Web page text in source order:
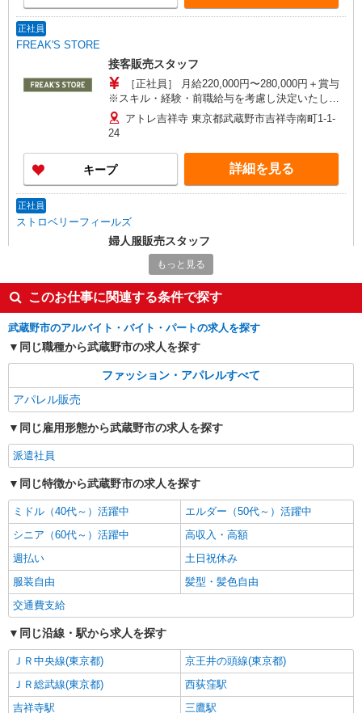
正社員
FREAK'S STORE
接客販売スタッフ
［正社員］ 月給220,000円〜280,000円＋賞与
※スキル・経験・前職給与を考慮し決定いたしま
す ※賞与年2回 ※社員割引制度あり！
アトレ吉祥寺 東京都武蔵野市吉祥寺南町1-1-
24
キープ 詳細を見る
正社員
ストロベリーフィールズ
婦人服販売スタッフ
［正社員］月給231,000円〜280,000円 ※試用
期間3か月は待遇・給与等の変動はありません。
※経験・能力により優遇します。 ※月額給与に固
定残業手当34,000円〜41,000円（22時間分）含む
※残業超過分は別途支給
アトレ吉祥寺 東京都武蔵野市吉祥寺南町1-1-
24
キープ
マリン フランセーズ
［正社員］月給270,000円〜 試用期間（3カ月
24
キープ 詳細を見る
アルバイト
メルローズクレール
販売スタッフ
［アルバイト・パート］時給1,250円〜 ※前職
給与額保証。あくまでも上記は最低給与保証額と
上、当社規定により優遇いたします。
アトレ吉祥寺 東京都武蔵野市吉祥寺南町1-1-
キープ 詳細を見る
もっと見る
このお仕事に関連する条件で探す
武蔵野市のアルバイト・バイト・パートの求人を探す
同じ職種から武蔵野市の求人を探す
ファッション・アパレルすべて
アパレル販売
同じ雇用形態から武蔵野市の求人を探す
派遣社員
同じ特徴から武蔵野市の求人を探す
ミドル（40代～）活躍中
エルダー（50代～）活躍中
シニア（60代～）活躍中
高収入・高額
週払い
土日祝休み
服装自由
髪型・髪色自由
交通費支給
同じ沿線・駅から求人を探す
ＪＲ中央線(東京都)
京王井の頭線(東京都)
ＪＲ総武線(東京都)
西荻窪駅
吉祥寺駅
三鷹駅